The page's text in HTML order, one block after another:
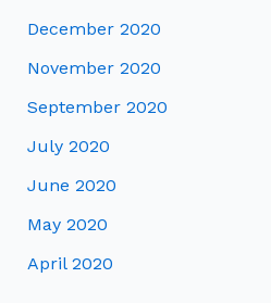
December 2020
November 2020
September 2020
July 2020
June 2020
May 2020
April 2020